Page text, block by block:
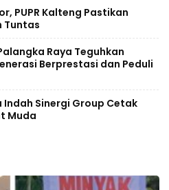
PUPR Kalteng Pastikan
Tuntas
Raya Teguhkan
Berprestasi dan Peduli
Indah Sinergi Group Cetak
Muda